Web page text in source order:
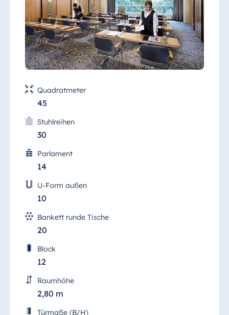
Quadratmeter
45
Stuhlreihen
30
Parlament
14
U-Form außen
10
Bankett runde Tische
20
Block
12
Raumhöhe
2,80 m
Türmaße (B/H)